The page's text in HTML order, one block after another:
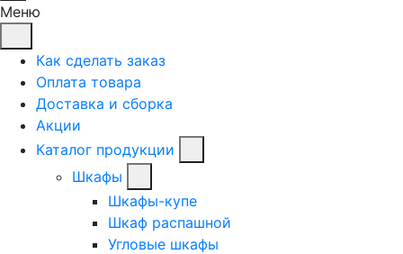
Меню
Как сделать заказ
Оплата товара
Доставка и сборка
Акции
Каталог продукции
Шкафы
Шкафы-купе
Шкаф распашной
Угловые шкафы